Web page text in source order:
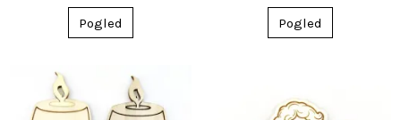
Pogled Pogled